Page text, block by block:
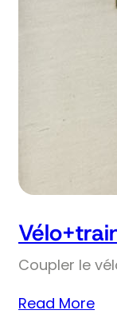
Coupler le
Read More